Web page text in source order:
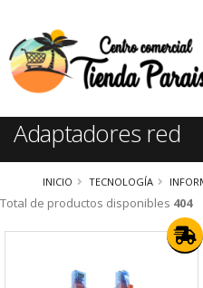
Adaptadores red
INICIO TECNOLOGÍA
Total de productos disponibles 404